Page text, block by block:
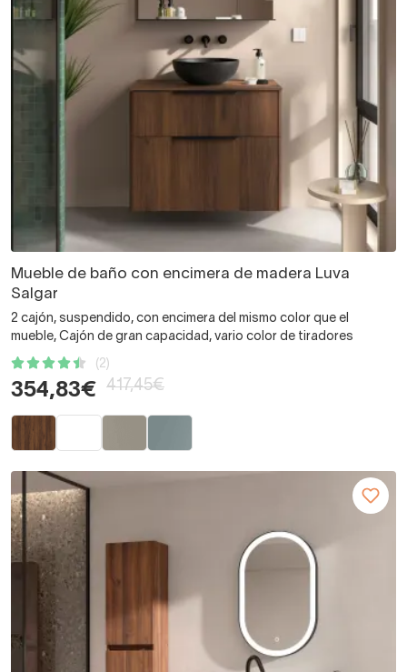
Mueble de baño con encimera de madera Luva
Salgar
2 cajón, suspendido, con encimera del mismo color que el
mueble, Cajón de gran capacidad, vario color de tiradores
(2)
354,83€ 417,45€